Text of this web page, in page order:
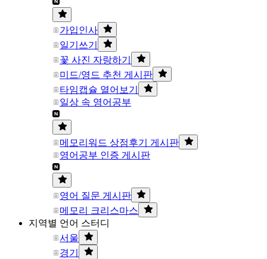
가입인사
일기쓰기
꽃 사진 자랑하기
미드/영드 추천 게시판
타임캡슐 열어보기
일상 속 영어공부
메모리워드 상점후기 게시판
영어공부 인증 게시판
영어 질문 게시판
메모리 크리스마스
지역별 언어 스터디
서울
경기